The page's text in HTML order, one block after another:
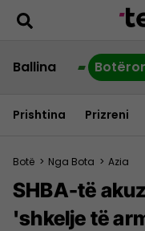
Ballina
Prishtina Prizreni
Botë > Nga Bota > Azia
SHBA-të
'shkelje të